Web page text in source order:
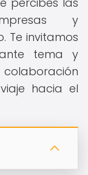
y
Te invitamos
tema y
hacia el